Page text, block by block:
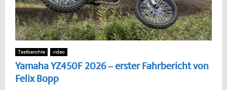
Testberichte video
Yamaha YZ450F 2026 – erster Fahrbericht von
Felix Bopp